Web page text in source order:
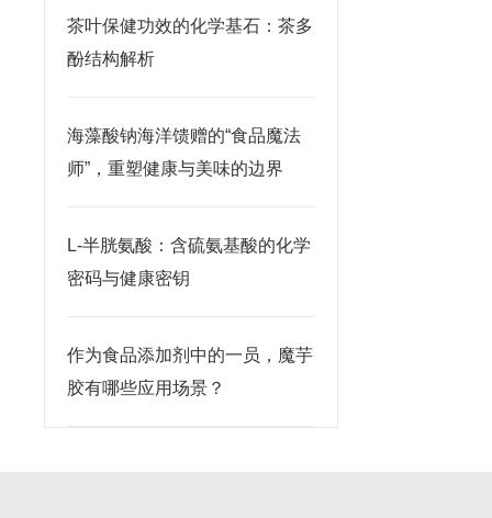
茶叶保健功效的化学基石：茶多
酚结构解析
海藻酸钠海洋馈赠的“食品魔法
师”，重塑健康与美味的边界
L-半胱氨酸：含硫氨基酸的化学
密码与健康密钥
作为食品添加剂中的一员，魔芋
胶有哪些应用场景？